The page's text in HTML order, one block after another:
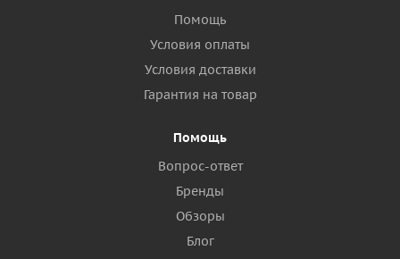
Помощь
Условия оплаты
Условия доставки
Гарантия на товар
Помощь
Вопрос-ответ
Бренды
Обзоры
Блог